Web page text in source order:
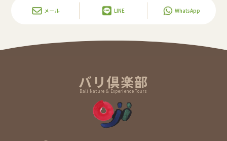
メール LINE WhatsApp
バリ倶楽部
Bali Nature & Experience Tours